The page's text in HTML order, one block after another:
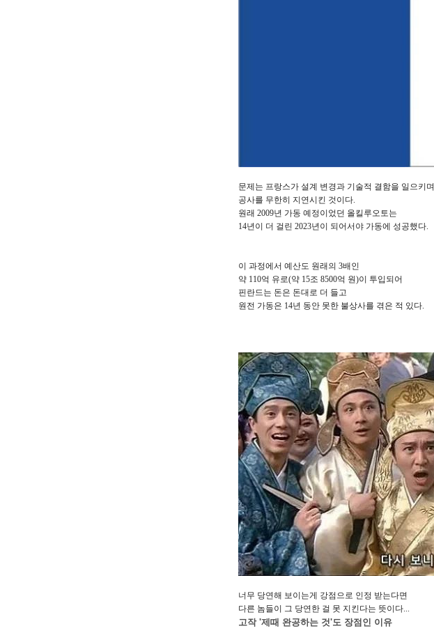
문제는 프랑스가 설계 변경과 기술적 결함을 일으키며
공사를 무한히 지연시킨 것이다.
원래 2009년 가동 예정이었던 올킬루오토는
14년이 더 걸린 2023년이 되어서야 가동에 성공했다.
이 과정에서 예산도 원래의 3배인
약 110억 유로(약 15조 8500억 원)이 투입되어
핀란드는 돈은 돈대로 더 들고
원전 가동은 14년 동안 못한 불상사를 겪은 적 있다.
너무 당연해 보이는게 강점으로 인정 받는다면
다른 놈들이 그 당연한 걸 못 지킨다는 뜻이다...
고작 '제때 완공하는 것'도 장점인 이유